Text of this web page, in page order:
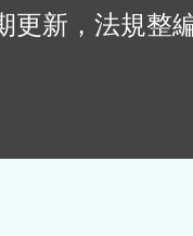
更新，法規整